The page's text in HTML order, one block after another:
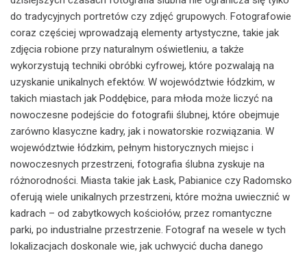
do tradycyjnych portretów czy zdjęć grupowych. Fotografowie
coraz częściej wprowadzają elementy artystyczne, takie jak
zdjęcia robione przy naturalnym oświetleniu, a także
wykorzystują techniki obróbki cyfrowej, które pozwalają na
uzyskanie unikalnych efektów. W województwie łódzkim, w
takich miastach jak Poddębice, para młoda może liczyć na
nowoczesne podejście do fotografii ślubnej, które obejmuje
zarówno klasyczne kadry, jak i nowatorskie rozwiązania. W
województwie łódzkim, pełnym historycznych miejsc i
nowoczesnych przestrzeni, fotografia ślubna zyskuje na
różnorodności. Miasta takie jak Łask, Pabianice czy Radomsko
oferują wiele unikalnych przestrzeni, które można uwiecznić w
kadrach – od zabytkowych kościołów, przez romantyczne
parki, po industrialne przestrzenie. Fotograf na wesele w tych
lokalizacjach doskonale wie, jak uchwycić ducha danego